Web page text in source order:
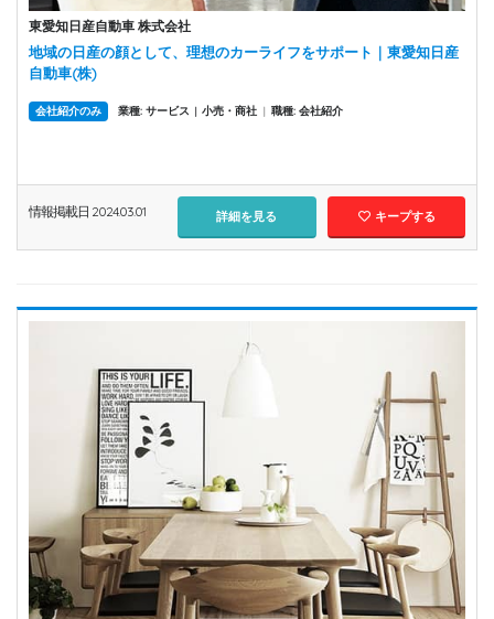
東愛知日産自動車 株式会社
地域の日産の顔として、理想のカーライフをサポート｜東愛知日産
自動車(株)
会社紹介のみ 業種: サービス | 小売・商社 | 職種: 会社紹介
情報掲載日 2024.03.01 詳細を見る キープする